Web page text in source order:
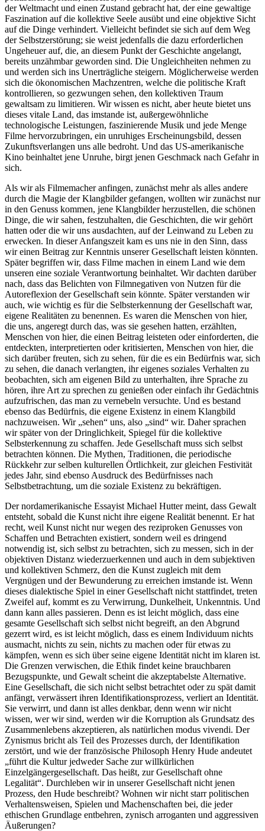
der Weltmacht und einen Zustand gebracht hat, der eine gewaltige
Faszination auf die kollektive Seele ausübt und eine objektive Sicht
auf die Dinge verhindert. Vielleicht befindet sie sich auf dem Weg
der Selbstzerstörung; sie weist jedenfalls die dazu erforderlichen
Ungeheuer auf, die, an diesem Punkt der Geschichte angelangt,
bereits unzähmbar geworden sind. Die Ungleichheiten nehmen zu
und werden sich ins Unerträgliche steigern. Möglicherweise werden
sich die ökonomischen Machzentren, welche die politische Kraft
kontrollieren, so gezwungen sehen, den kollektiven Traum
gewaltsam zu limitieren. Wir wissen es nicht, aber heute bietet uns
dieses vitale Land, das imstande ist, außergewöhnliche
technologische Leistungen, faszinierende Musik und jede Menge
Filme hervorzubringen, ein unruhiges Erscheinungsbild, dessen
Zukunftsverlangen uns alle bedroht. Und das US-amerikanische
Kino beinhaltet jene Unruhe, birgt jenen Geschmack nach Gefahr in
sich.
Als wir als Filmemacher anfingen, zunächst mehr als alles andere
durch die Magie der Klangbilder gefangen, wollten wir zunächst nur
in den Genuss kommen, jene Klangbilder herzustellen, die schönen
Dinge, die wir sahen, festzuhalten, die Geschichten, die wir gehört
hatten oder die wir uns ausdachten, auf der Leinwand zu Leben zu
erwecken. In dieser Anfangszeit kam es uns nie in den Sinn, dass
wir einen Beitrag zur Kenntnis unserer Gesellschaft leisten könnten.
Später begriffen wir, dass Filme machen in einem Land wie dem
unseren eine soziale Verantwortung beinhaltet. Wir dachten darüber
nach, dass das Belichten von Filmnegativen von Nutzen für die
Autoreflexion der Gesellschaft sein könnte. Später verstanden wir
auch, wie wichtig es für die Selbsterkennung der Gesellschaft war,
eigene Realitäten zu benennen. Es waren die Menschen von hier,
die uns, angeregt durch das, was sie gesehen hatten, erzählten,
Menschen von hier, die einen Beitrag leisteten oder einforderten, die
entdeckten, interpretierten oder kritisierten, Menschen von hier, die
sich darüber freuten, sich zu sehen, für die es ein Bedürfnis war, sich
zu sehen, die danach verlangten, ihr eigenes soziales Verhalten zu
beobachten, sich am eigenen Bild zu unterhalten, ihre Sprache zu
hören, ihre Art zu sprechen zu genießen oder einfach ihr Gedächtnis
aufzufrischen, das man zu vernebeln versuchte. Und es bestand
ebenso das Bedürfnis, die eigene Existenz in einem Klangbild
nachzuweisen. Wir „sehen“ uns, also „sind“ wir. Daher sprachen
wir später von der Dringlichkeit, Spiegel für die kollektive
Selbsterkennung zu schaffen. Jede Gesellschaft muss sich selbst
betrachten können. Die Mythen, Traditionen, die periodische
Rückkehr zur selben kulturellen Örtlichkeit, zur gleichen Festivität
jedes Jahr, sind ebenso Ausdruck des Bedürfnisses nach
Selbstbetrachtung, um die soziale Existenz zu bekräftigen.
Der nordamerikanische Essayist Michael Hutter meint, dass Gewalt
entsteht, sobald die Kunst nicht ihre eigene Realität benennt. Er hat
recht, weil Kunst nicht nur wegen des reziproken Genusses von
Schaffen und Betrachten existiert, sondern weil es dringend
notwendig ist, sich selbst zu betrachten, sich zu messen, sich in der
objektiven Distanz wiederzuerkennen und auch in dem subjektiven
und kollektiven Schmerz, den die Kunst zugleich mit dem
Vergnügen und der Bewunderung zu erreichen imstande ist. Wenn
dieses dialektische Spiel in einer Gesellschaft nicht stattfindet, treten
Zweifel auf, kommt es zu Verwirrung, Dunkelheit, Unkenntnis. Und
dann kann alles passieren. Denn es ist leicht möglich, dass eine
gesamte Gesellschaft sich selbst nicht begreift, an den Abgrund
gezerrt wird, es ist leicht möglich, dass es einem Individuum nichts
ausmacht, nichts zu sein, nichts zu machen oder für etwas zu
kämpfen, wenn es sich über seine eigene Identität nicht im klaren ist.
Die Grenzen verwischen, die Ethik findet keine brauchbaren
Bezugspunkte, und Gewalt scheint die akzeptabelste Alternative.
Eine Gesellschaft, die sich nicht selbst betrachtet oder zu spät damit
anfängt, verwässert ihren Identifikationsprozess, verliert an Identität.
Sie verwirrt, und dann ist alles denkbar, denn wenn wir nicht
wissen, wer wir sind, werden wir die Korruption als Grundsatz des
Zusammenlebens akzeptieren, als natürlichen modus vivendi. Der
Zynismus bricht als Teil des Prozesses durch, der Identifikation
zerstört, und wie der französische Philosoph Henry Hude andeutet
„führt die Kultur jedweder Sache zur willkürlichen
Einzelgängergesellschaft. Das heißt, zur Gesellschaft ohne
Legalität“. Durchleben wir in unserer Gesellschaft nicht jenen
Prozess, den Hude beschreibt? Wohnen wir nicht starr politischen
Verhaltensweisen, Spielen und Machenschaften bei, die jeder
ethischen Grundlage entbehren, zynisch arroganten und aggressiven
Äußerungen?